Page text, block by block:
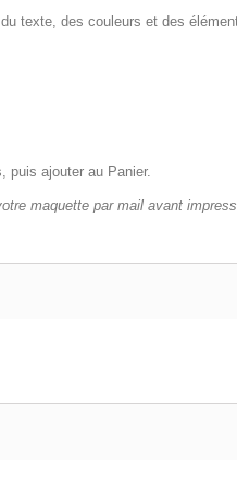
texte, des couleurs et des
puis ajouter au Panier.
maquette par mail avant